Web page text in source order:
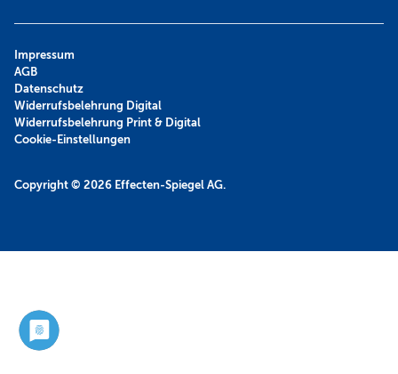
Copyright © 2026 Effecten-Spiegel AG.
Impressum
AGB
Datenschutz
Widerrufsbelehrung Digital
Widerrufsbelehrung Print & Digital
Cookie-Einstellungen